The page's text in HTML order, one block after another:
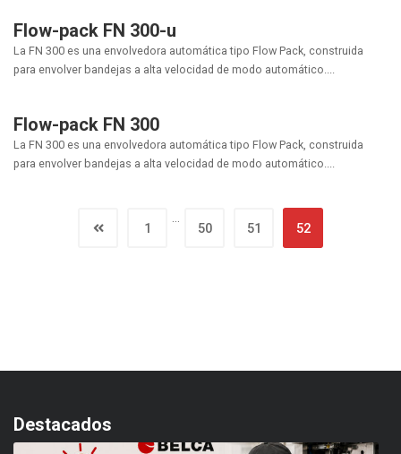
Flow-pack FN 300-u
La FN 300 es una envolvedora automática tipo Flow Pack, construida
para envolver bandejas a alta velocidad de modo automático....
Flow-pack FN 300
La FN 300 es una envolvedora automática tipo Flow Pack, construida
para envolver bandejas a alta velocidad de modo automático....
1 50 51 52
Destacados